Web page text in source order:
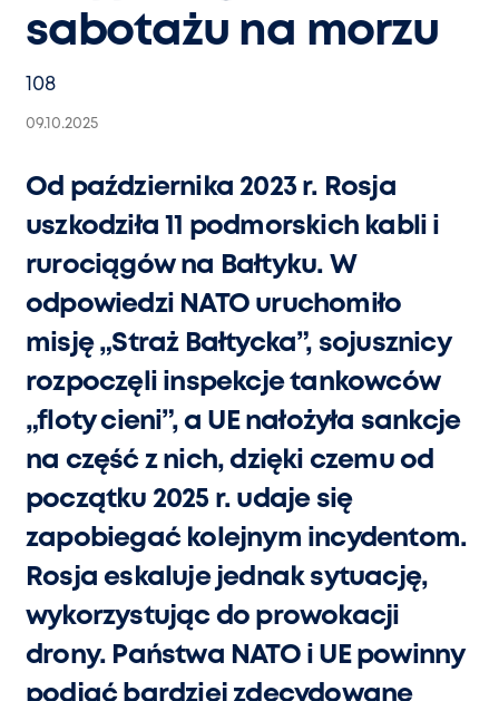
sabotażu na morzu
108
09.10.2025
Od października 2023 r. Rosja
uszkodziła 11 podmorskich kabli i
rurociągów na Bałtyku. W
odpowiedzi NATO uruchomiło
misję „Straż Bałtycka”, sojusznicy
rozpoczęli inspekcje tankowców
„floty cieni”, a UE nałożyła sankcje
na część z nich, dzięki czemu od
początku 2025 r. udaje się
zapobiegać kolejnym incydentom.
Rosja eskaluje jednak sytuację,
wykorzystując do prowokacji
drony. Państwa NATO i UE powinny
podjąć bardziej zdecydowane